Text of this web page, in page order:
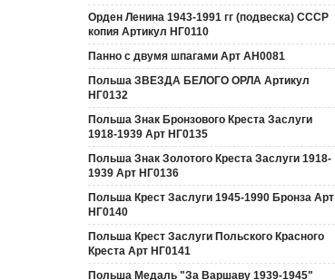
Орден Ленина 1943-1991 гг (подвеска) СССР
копия Артикул НГ0110
Панно с двумя шпагами Арт АН0081
Польша ЗВЕЗДА БЕЛОГО ОРЛА Артикул
НГ0132
Польша Знак Бронзового Креста Заслуги
1918-1939 Арт НГ0135
Польша Знак Золотого Креста Заслуги 1918-
1939 Арт НГ0136
Польша Крест Заслуги 1945-1990 Бронза Арт
НГ0140
Польша Крест Заслуги Польского Красного
Креста Арт НГ0141
Польша Медаль "За Варшаву 1939-1945"